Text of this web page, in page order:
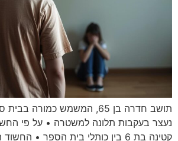
תושב חדרה בן 65, המשמש כמורה
נעצר בעקבות תלונה למשטרה • על פי
קטינה בת 6 בין כותלי בית הספר •